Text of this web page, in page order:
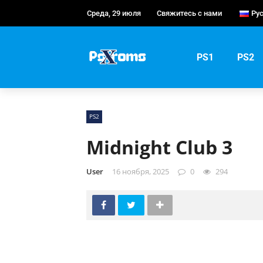
Среда, 29 июля Свяжитесь с нами
PS1 PS2
PS2
Midnight Club 3
User 16 ноября, 2025 0 294